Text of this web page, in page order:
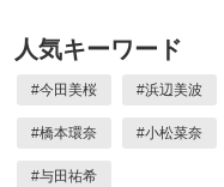
人気キーワード
#今田美桜 #浜辺美波
#橋本環奈 #小松菜奈
#与田祐希